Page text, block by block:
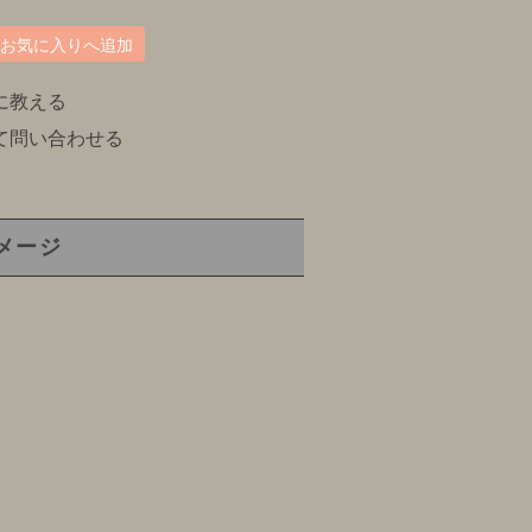
お気に入りへ追加
教える
問い合わせる
ージ